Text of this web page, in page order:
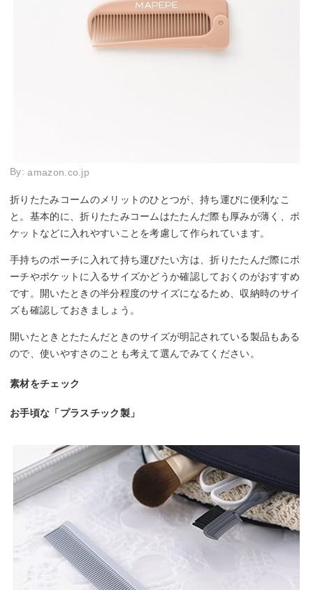
By:amazon.co.jp
折りたたみコームのメリットのひとつが、持ち運びに便利なこ
と。基本的に、折りたたみコームはたたんだ際も厚みが薄く、ポ
ケットなどに入れやすいことを考慮して作られています。
手持ちのポーチに入れて持ち運びたい方は、折りたたんだ際にポ
ーチやポケットに入るサイズかどうか確認しておくのがおすすめ
です。開いたときの半分程度のサイズになるため、収納時のサイ
ズも確認しておきましょう。
開いたときとたたんだときのサイズが明記されている製品もある
ので、使いやすさのことも考えて選んでみてください。
素材をチェック
お手頃な「プラスチック製」